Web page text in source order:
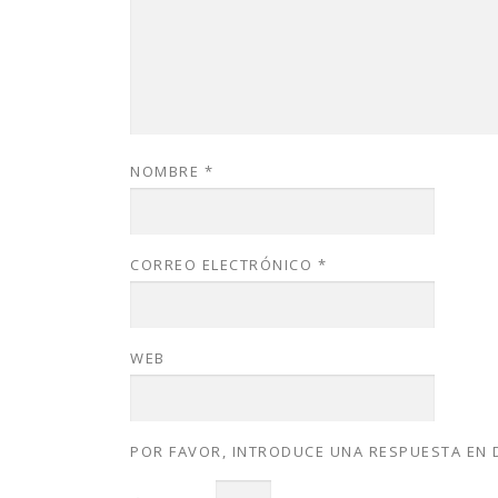
NOMBRE *
CORREO ELECTRÓNICO *
WEB
POR FAVOR, INTRODUCE UNA RESPUESTA EN